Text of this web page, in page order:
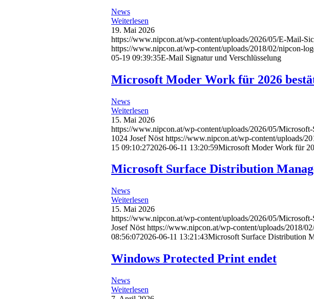
News
Weiterlesen
19. Mai 2026
https://www.nipcon.at/wp-content/uploads/2026/05/E-Mail-
https://www.nipcon.at/wp-content/uploads/2018/02/nipcon-
05-19 09:39:35E-Mail Signatur und Verschlüsselung
Microsoft Moder Work für 2026
News
Weiterlesen
15. Mai 2026
https://www.nipcon.at/wp-content/uploads/2026/05/
1024 Josef Nöst https://www.nipcon.at/wp-content/uploads/
15 09:10:272026-06-11 13:20:59Microsoft Moder Work für
Microsoft Surface Distribution
News
Weiterlesen
15. Mai 2026
https://www.nipcon.at/wp-content/uploads/2026/05/
Josef Nöst https://www.nipcon.at/wp-content/uploads/2018/
08:56:072026-06-11 13:21:43Microsoft Surface Distribution
Windows Protected Print endet
News
Weiterlesen